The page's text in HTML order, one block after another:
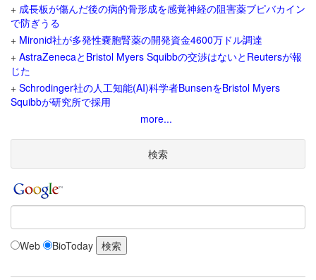
+ 成長板が傷んだ後の病的骨形成を感覚神経の阻害薬ブピバカイン
で防ぎうる
+ Mironid社が多発性嚢胞腎薬の開発資金4600万ドル調達
+ AstraZenecaとBristol Myers Squibbの交渉はないとReutersが報
じた
+ Schrodinger社の人工知能(AI)科学者BunsenをBristol Myers
Squibbが研究所で採用
more...
検索
Web BioToday